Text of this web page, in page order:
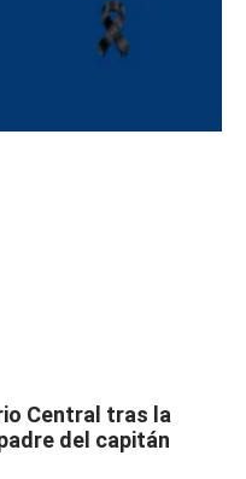
Central tras la
del capitán